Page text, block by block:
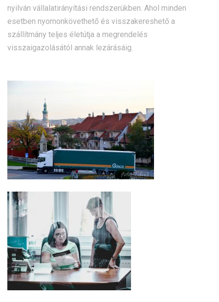
nyilván vállalatirányítási rendszerükben. Ahol minden
esetben nyomonkövethető és visszakereshető a
szállítmány teljes életútja a megrendelés
visszaigazolásától annak lezárásáig.